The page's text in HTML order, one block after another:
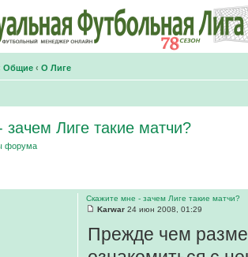
Общие ‹ О Лиге
Лиге такие матчи?
форума
Скажите мне - зачем Лиге такие матчи?
Karwar 24 июн 2008, 01:29
Прежде чем